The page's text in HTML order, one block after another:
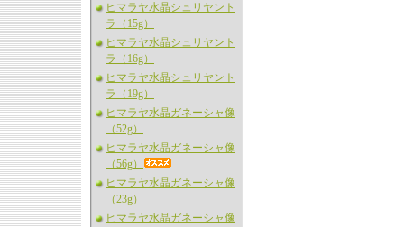
ヒマラヤ水晶シュリヤント
ラ（15g）
ヒマラヤ水晶シュリヤント
ラ（16g）
ヒマラヤ水晶シュリヤント
ラ（19g）
ヒマラヤ水晶ガネーシャ像
（52g）
ヒマラヤ水晶ガネーシャ像
（56g）
ヒマラヤ水晶ガネーシャ像
（23g）
ヒマラヤ水晶ガネーシャ像